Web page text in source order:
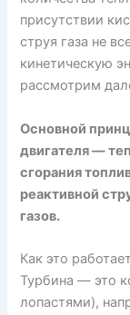
присутствии
струя газа не
кинетическую
рассмотрим
Основной
двигателя —
сгорания
реактивной
газов.
Как это работает
Турбина — это
лопастями),